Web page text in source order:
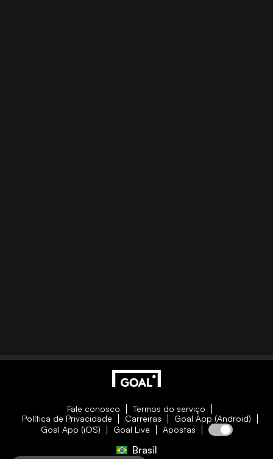
Fale conosco
Termos do serviço
Política de Privacidade
Carreiras
Goal App (Android)
Goal App (iOS)
Goal Live Apostas
Brasil